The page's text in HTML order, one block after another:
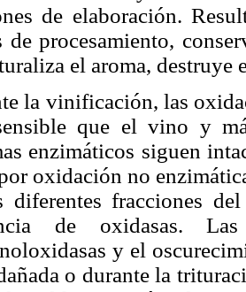
de elaboración.
de procesamiento,
el aroma,
la vinificación, las
que el vino y
enzimáticos siguen
oxidación no
diferentes fracciones
de oxidasas.
y el
o durante la